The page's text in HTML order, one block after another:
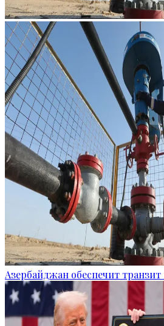
Азербайджан обеспечит